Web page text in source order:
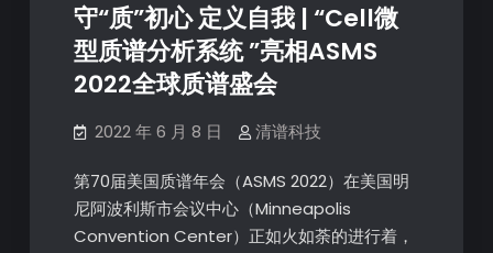
守“质”初心 定义自我 | “Cell微
型质谱分析系统 ”亮相ASMS
2022全球质谱盛会
2022 年 6 月 8 日 清谱科技
第70届美国质谱年会（ASMS 2022）在美国明
尼阿波利斯市会议中心（Minneapolis
Convention Center）正如火如荼的进行着，